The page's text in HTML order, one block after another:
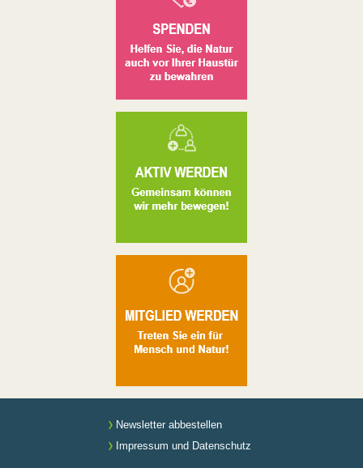
Newsletter abbestellen
Impressum und Datenschutz